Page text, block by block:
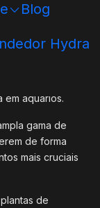
Blog
Hydra
e oxigênio,
em aquários.
gama de
de forma
mais cruciais
de